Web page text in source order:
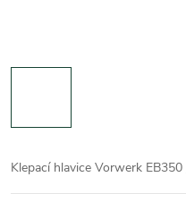
Klepací hlavice Vorwerk EB350